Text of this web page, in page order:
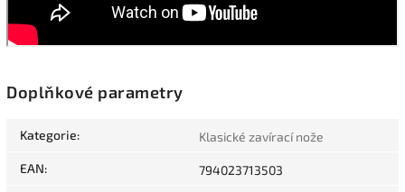
Doplňkové parametry
Kategorie: Klasické zavírací nože
EAN: 794023713503